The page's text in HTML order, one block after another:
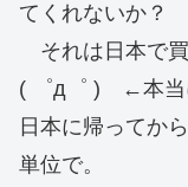
てくれないか？
それは日本で買
( ゜д゜ ) ←本当
日本に帰ってか
単位で。